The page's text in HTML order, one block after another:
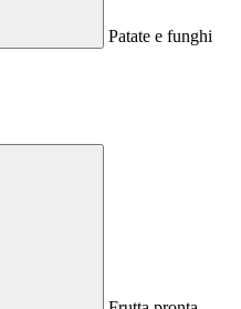
Patate e funghi